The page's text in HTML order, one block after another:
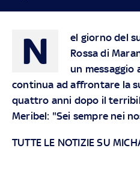
N
el giorno del
Rossa di
un messaggio
continua ad affrontare la
quattro anni dopo il
Meribel: "Sei sempre nei
TUTTE LE NOTIZIE SU